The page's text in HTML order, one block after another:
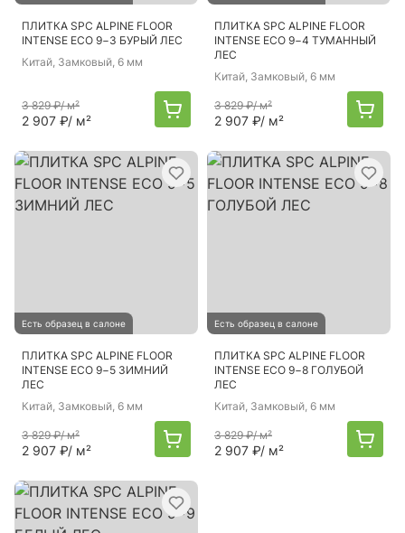
ПЛИТКА SPC ALPINE FLOOR
INTENSE ECO 9−3 БУРЫЙ ЛЕС
Китай, Замковый, 6 мм
3 829 ₽/ м²
2 907 ₽/ м²
ПЛИТКА SPC ALPINE FLOOR
INTENSE ECO 9−4 ТУМАННЫЙ
ЛЕС
Китай, Замковый, 6 мм
3 829 ₽/ м²
2 907 ₽/ м²
Есть образец в салоне
ПЛИТКА SPC ALPINE FLOOR
INTENSE ECO 9−5 ЗИМНИЙ
ЛЕС
Китай, Замковый, 6 мм
3 829 ₽/ м²
2 907 ₽/ м²
Есть образец в салоне
ПЛИТКА SPC ALPINE FLOOR
INTENSE ECO 9−8 ГОЛУБОЙ
ЛЕС
Китай, Замковый, 6 мм
3 829 ₽/ м²
2 907 ₽/ м²